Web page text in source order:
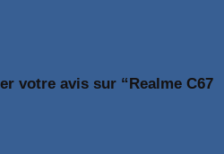
votre avis sur “Realme C67